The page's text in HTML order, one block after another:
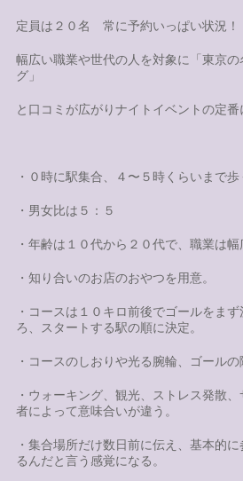
定員は２０名 常に予約いっぱい状況！
幅広い職業や世代の人を対象に「東京
グ」
と口コミが広がりナイトイベントの定番
・０時に駅集合、４〜５時くらいまで歩
・男女比は５：５
・年齢は１０代から２０代で、職業は幅
・知り合いのお店のおやつを用意。
・コースは１０キロ前後でゴールをま
ろ、スタートする駅の順に決定。
・コースのしおりや光る腕輪、ゴールの
・ウォーキング、観光、ストレス発散
者によって意味合いが違う。
・集合場所だけ数日前に伝え、基本的
るんだと言う感覚になる。